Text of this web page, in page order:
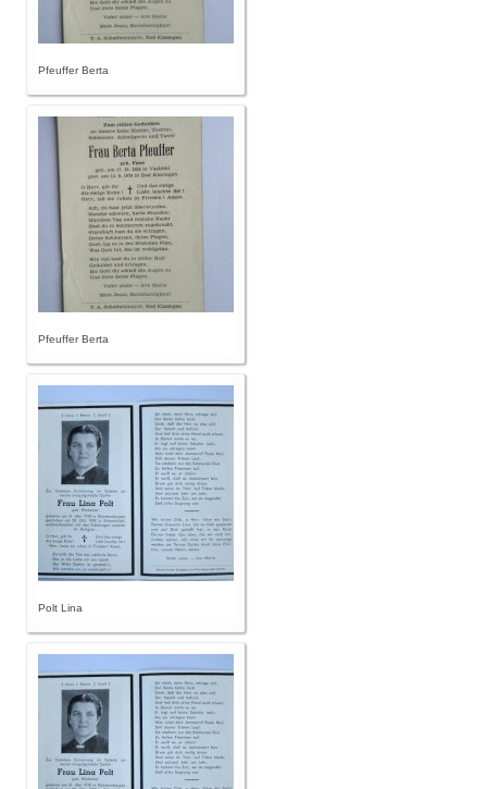
Pfeuffer Berta
Pfeuffer Berta
Polt Lina